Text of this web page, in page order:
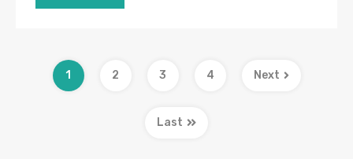
1 2 3 4 Next
Last